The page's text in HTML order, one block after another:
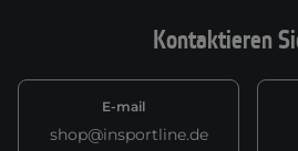
Kontaktieren
E-mail
shop@insportline.de